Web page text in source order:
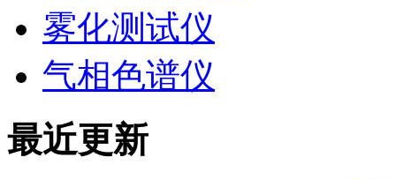
雾化测试仪
气相色谱仪
最近更新